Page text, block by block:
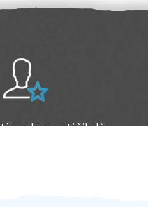
schopnosti šikulů